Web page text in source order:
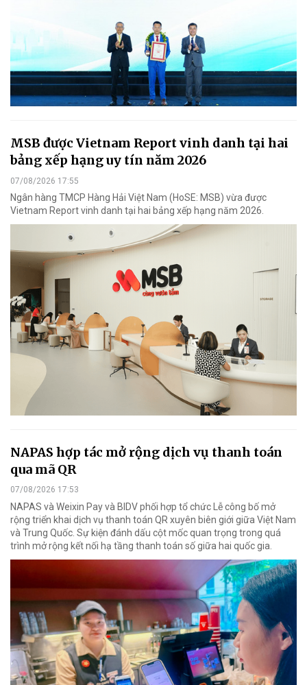
MSB được Vietnam Report vinh danh tại hai
bảng xếp hạng uy tín năm 2026
07/08/2026 17:55
Ngân hàng TMCP Hàng Hải Việt Nam (HoSE: MSB) vừa được
Vietnam Report vinh danh tại hai bảng xếp hạng năm 2026.
NAPAS hợp tác mở rộng dịch vụ thanh toán
qua mã QR
07/08/2026 17:53
NAPAS và Weixin Pay và BIDV phối hợp tổ chức Lễ công bố mở
rộng triển khai dịch vụ thanh toán QR xuyên biên giới giữa Việt Nam
và Trung Quốc. Sự kiện đánh dấu cột mốc quan trọng trong quá
trình mở rộng kết nối hạ tầng thanh toán số giữa hai quốc gia.